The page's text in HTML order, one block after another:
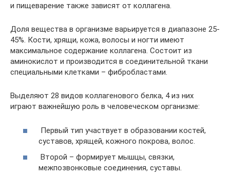
и пищеварение также зависят от коллагена.
Доля вещества в организме варьируется в диапазоне 25-
45%. Кости, хрящи, кожа, волосы и ногти имеют
максимальное содержание коллагена. Состоит из
аминокислот и производится в соединительной ткани
специальными клетками – фибробластами.
Выделяют 28 видов коллагенового белка, 4 из них
играют важнейшую роль в человеческом организме:
Первый тип участвует в образовании костей,
суставов, хрящей, кожного покрова, волос.
Второй – формирует мышцы, связки,
межпозвонковые соединения, суставы.